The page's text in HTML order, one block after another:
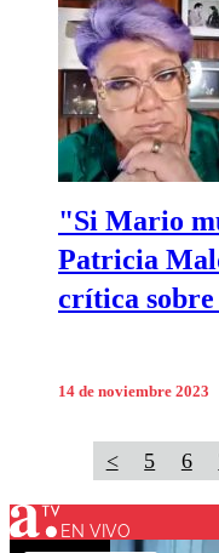
"Si Mario
Patricia
crítica sobre
14 de noviembre 2023
< 5 6
EN VIVO